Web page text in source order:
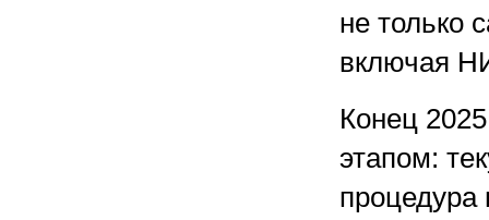
не только
включая
Конец
этапом:
процедура